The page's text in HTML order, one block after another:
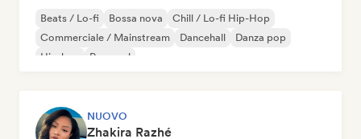
Beats / Lo-fi Bossa nova
Chill / Lo-fi Hip-Hop
Commerciale / Mainstream
Dancehall
Danza pop
Hip-hop
Pop soul
NUOVO
Zhakira Razhé